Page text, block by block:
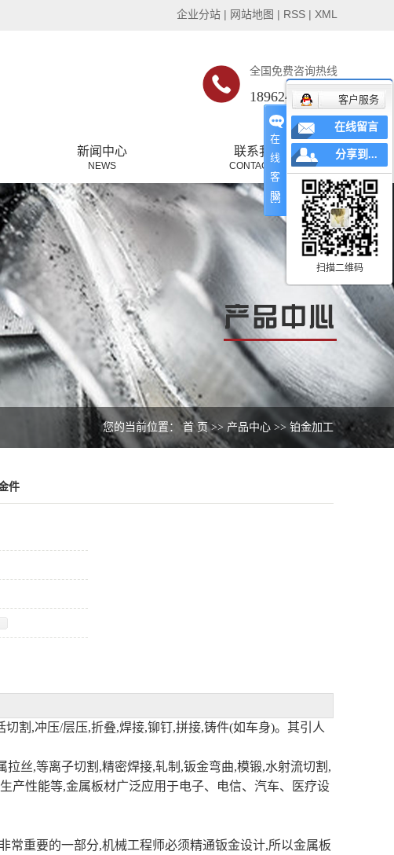
企业分站 | 网站地图 | RSS | XML
全国免费咨询热线
18962485509
新闻中心
NEWS
公司新闻
行业新闻
常见问题
联系我们
CONTACT US
您的当前位置：首 页>> 产品中心 >> 铂金加工
件
割,冲压/层压,折叠,焊接,铆钉,拼接,铸件(如车身)。其引人
丝,等离子切割,精密焊接,轧制,钣金弯曲,模锻,水射流切割,
产性能等,金属板材广泛应用于电子、电信、汽车、医疗设
常重要的一部分,机械工程师必须精通钣金设计,所以金属板
在
线
客
服
客户服务
在线留言
分享到...
扫描二维码